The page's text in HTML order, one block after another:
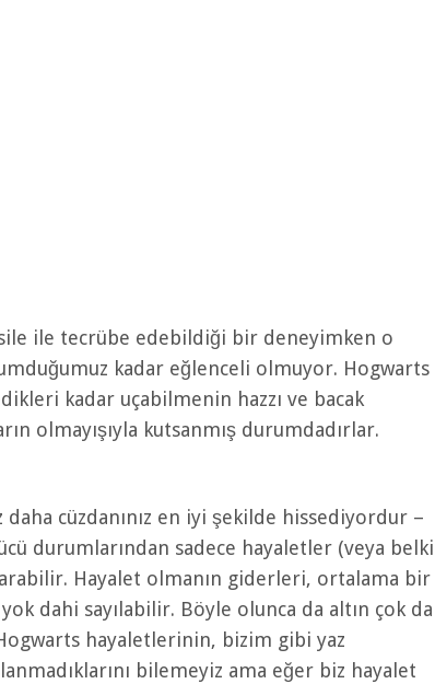
ile tecrübe edebildiği bir deneyimken o
kadar eğlenceli olmuyor. Hogwarts
kadar uçabilmenin hazzı ve bacak
olmayışıyla kutsanmış durumdadırlar.
cüzdanınız en iyi şekilde hissediyordur –
durumlarından sadece hayaletler (veya belki
Hayalet olmanın giderleri, ortalama bir
dahi sayılabilir. Böyle olunca da altın çok da
hayaletlerinin, bizim gibi yaz
bilemeyiz ama eğer biz hayalet